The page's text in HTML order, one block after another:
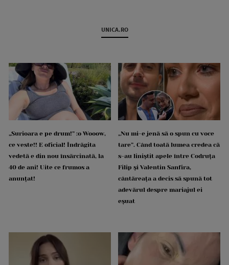
UNICA.RO
„Surioara e pe drum!” :o Wooow,
ce veste!! E oficial! Îndrăgita
vedetă e din nou însărcinată, la
40 de ani! Uite ce frumos a
anunțat!
„Nu mi-e jenă să o spun cu voce
tare”. Când toată lumea credea că
s-au liniștit apele între Codruța
Filip și Valentin Sanfira,
cântăreața a decis să spună tot
adevărul despre mariajul ei
eșuat